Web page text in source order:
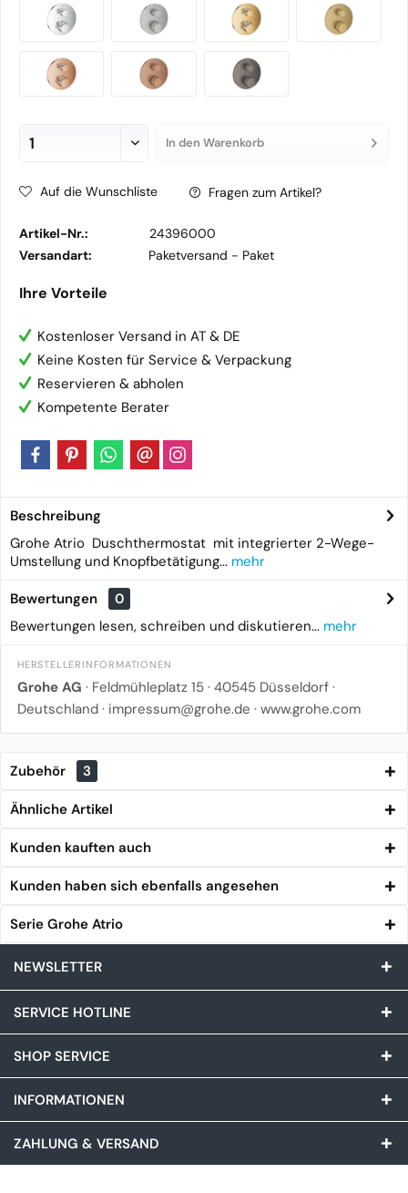
In den Warenkorb
Auf die Wunschliste Fragen zum Artikel?
Artikel-Nr.:
24396000
Versandart:
Paketversand - Paket
Ihre Vorteile
Kostenloser Versand in AT & DE
Keine Kosten für Service & Verpackung
Reservieren & abholen
Kompetente Berater
Beschreibung
Grohe Atrio Duschthermostat mit integrierter 2-Wege-
Umstellung und Knopfbetätigung... mehr
Bewertungen
0
Bewertungen lesen, schreiben und diskutieren... mehr
HERSTELLERINFORMATIONEN
Grohe AG · Feldmühleplatz 15 · 40545 Düsseldorf ·
Deutschland · impressum@grohe.de · www.grohe.com
Zubehör 3
Ähnliche Artikel
Kunden kauften auch
Kunden haben sich ebenfalls angesehen
Serie Grohe Atrio
NEWSLETTER
SERVICE HOTLINE
SHOP SERVICE
INFORMATIONEN
ZAHLUNG & VERSAND